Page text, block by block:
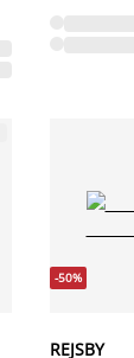
-50%
REJSBY